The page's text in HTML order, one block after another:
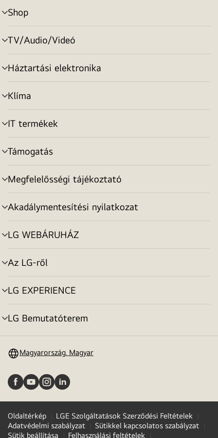
Shop
menu
toggle
TV/Audio/Videó
menu
toggle
Háztartási elektronika
menu
toggle
Klíma
menu
toggle
IT termékek
menu
toggle
Támogatás
menu
toggle
Megfelelősségi tájékoztató
menu
toggle
Akadálymentesítési nyilatkozat
menu
toggle
LG WEBÁRUHÁZ
menu
toggle
Az LG-ről
menu
toggle
LG EXPERIENCE
menu
toggle
LG Bemutatóterem
menu
Magyarország, Magyar
Oldaltérkép
LGE Szolgáltatások Szerződési Feltételek
Adatvédelmi szabályzat
Sütikkel kapcsolatos szabályzat
Sütik beállítása
Felhasználási feltételek